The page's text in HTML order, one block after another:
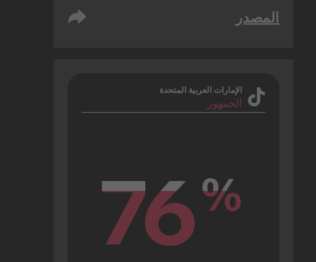
المصدر
الإمارات العربية المتحدة
الجمهور
76%
76%